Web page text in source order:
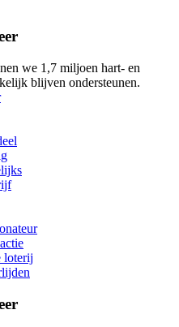
we 1,7 miljoen hart- en
blijven ondersteunen.
loterij